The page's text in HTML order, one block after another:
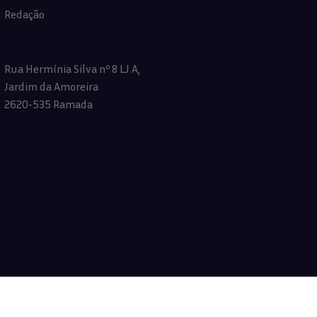
Redação
Rua Hermínia Silva nº 8 LJ A,
Jardim da Amoreira
2620-535 Ramada